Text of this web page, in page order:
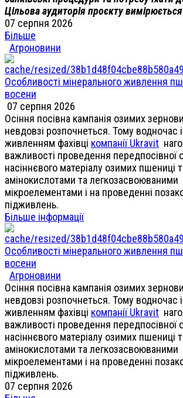
Цільова аудиторія проєкту
07 серпня 2026
Більше
Агроновини
Особливості мінерального живлення
восени
07 серпня 2026
Осіння посівна кампанія озимих
невдовзі розпочнеться. Тому водночас
живленням фахівці компанії Ukravit
важливості проведення передпосівної
насіннєвого матеріалу озимих пшениці
амінокислотами та легкозасвоюваними
мікроелементами і на проведенні
підживлень.
Більше інформації
Особливості мінерального живлення
восени
Агроновини
Осіння посівна кампанія озимих
невдовзі розпочнеться. Тому водночас
живленням фахівці компанії Ukravit
важливості проведення передпосівної
насіннєвого матеріалу озимих пшениці
амінокислотами та легкозасвоюваними
мікроелементами і на проведенні
підживлень.
07 серпня 2026